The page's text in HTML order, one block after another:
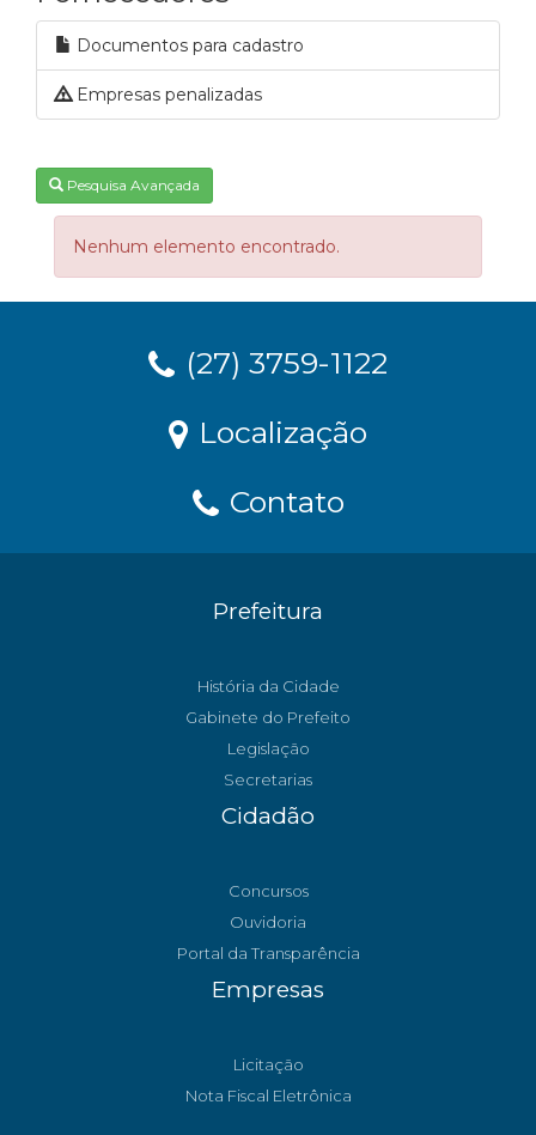
Documentos para cadastro
Empresas penalizadas
Pesquisa Avançada
Nenhum elemento encontrado.
(27) 3759-1122
Localização
Contato
Prefeitura
História da Cidade
Gabinete do Prefeito
Legislação
Secretarias
Cidadão
Concursos
Ouvidoria
Portal da Transparência
Empresas
Licitação
Nota Fiscal Eletrônica